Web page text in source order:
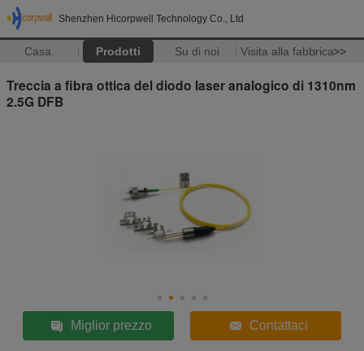
Shenzhen Hicorpwell Technology Co., Ltd
Casa. Prodotti Su di noi Visita alla fabbrica>>
Treccia a fibra ottica del diodo laser analogico di 1310nm
2.5G DFB
Miglior prezzo Contattaci